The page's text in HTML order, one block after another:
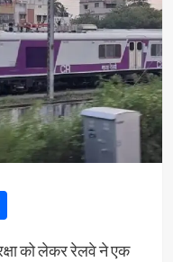
Share
को लेकर रेलवे ने एक